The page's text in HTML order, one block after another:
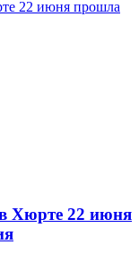
Хюрте 22 июня